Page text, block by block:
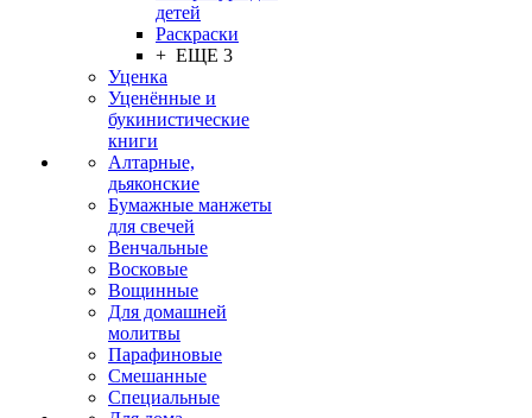
детей
Раскраски
+ ЕЩЕ 3
Уценка
Уценённые и
букинистические
книги
Алтарные,
дьяконские
Бумажные манжеты
для свечей
Венчальные
Восковые
Вощинные
Для домашней
молитвы
Парафиновые
Смешанные
Специальные